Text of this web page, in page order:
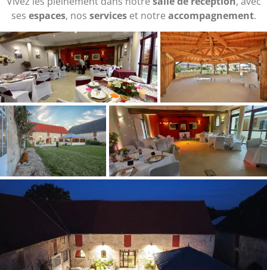
ses espaces, nos serviceset notre accompagnement.